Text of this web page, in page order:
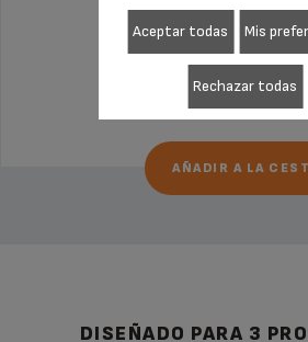
Sin factura ni
¡Extensión de la garantía de
165,99 €
AÑADIR A LA
DISEÑADO PARA 3
Aceptar todas Mis
Rechazar todas